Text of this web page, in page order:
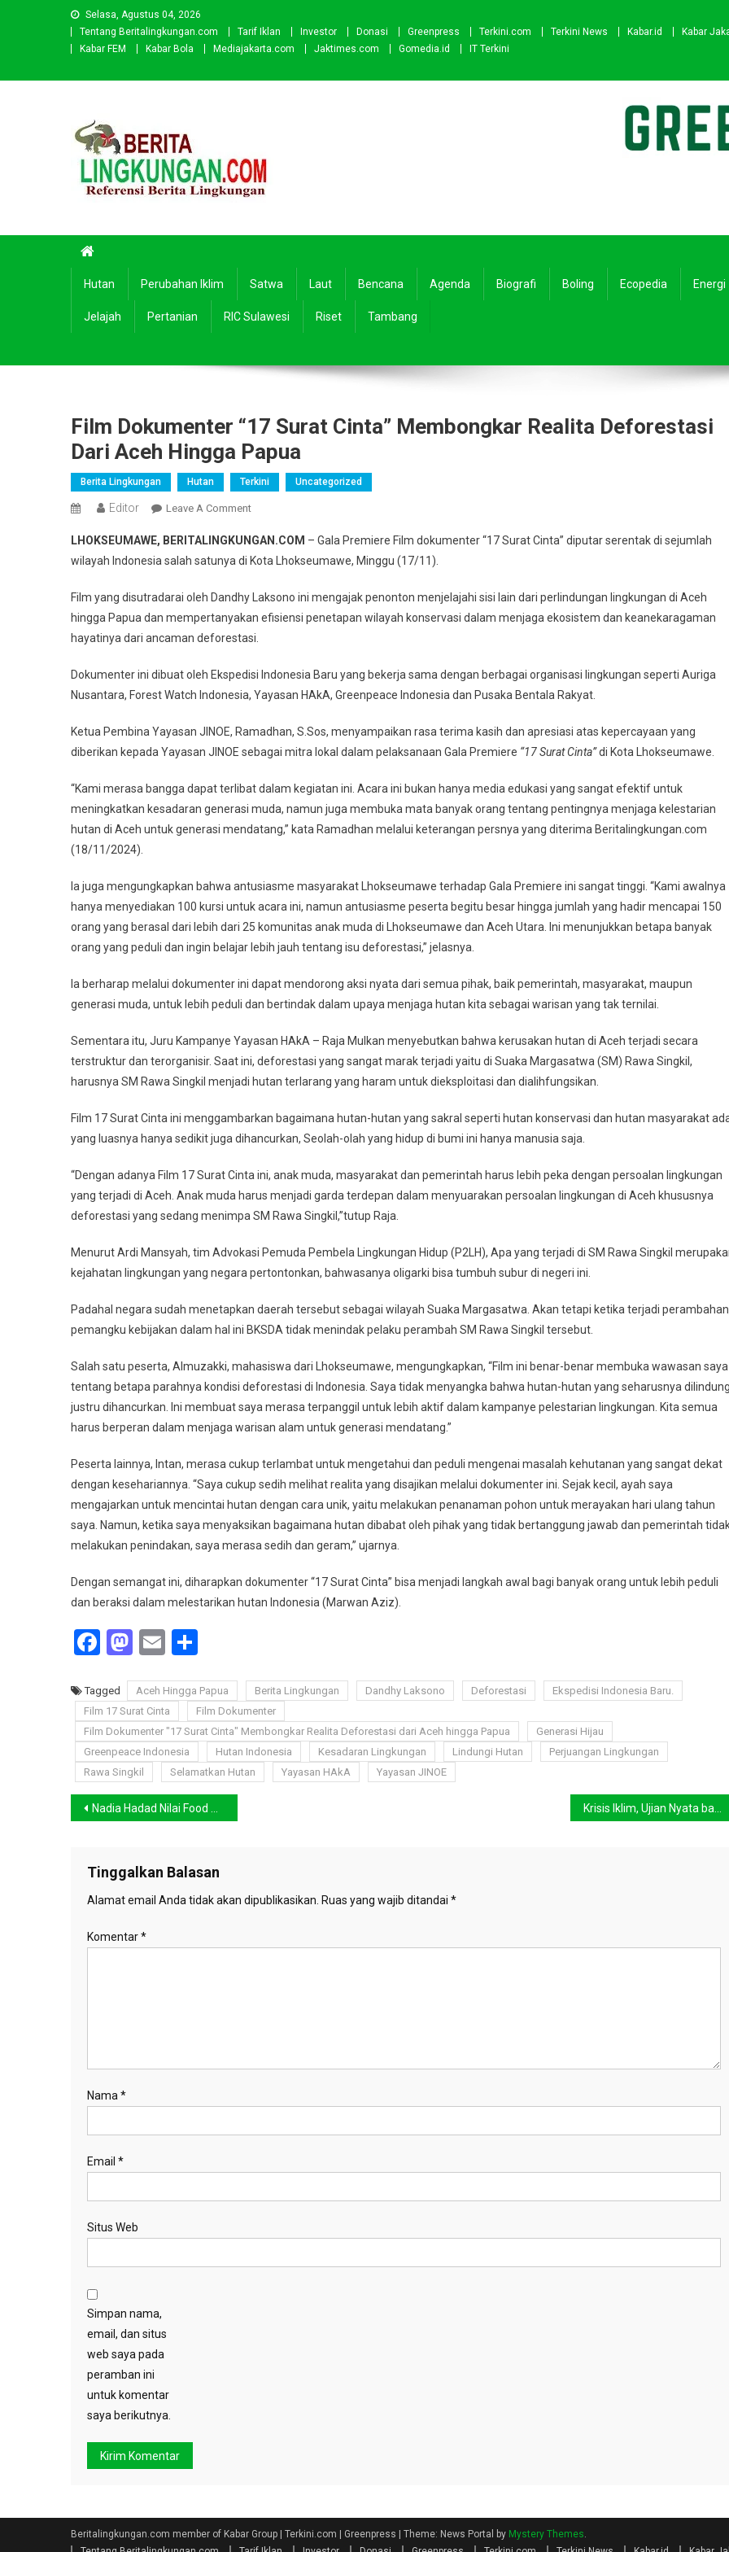
Selasa, Agustus 04, 2026
Tentang Beritalingkungan.com
Tarif Iklan Investor Donasi Greenpress Terkini.com Terkini News Kabar.id Kabar
Kabar FEM
Kabar Bola Mediajakarta.com Jaktimes.com Gomedia.id IT Terkini
Hutan Perubahan Iklim Satwa Laut Bencana Agenda Biografi Boling Ecopedia Energi
Jelajah Pertanian RIC Sulawesi Riset Tambang
Film Dokumenter “17 Surat Cinta” Membongkar Realita Deforestasi
Dari Aceh Hingga Papua
Berita Lingkungan Hutan Terkini Uncategorized
Editor Leave A CommentOn
Dokumenter
“17
Cinta”
Membongkar
Realita
Dari
Aceh
Papua
LHOKSEUMAWE, BERITALINGKUNGAN.COM – Gala Premiere Film dokumenter “17 Surat Cinta” diputar serentak di sejumlah
wilayah Indonesia salah satunya di Kota Lhokseumawe, Minggu (17/11).
Film yang disutradarai oleh Dandhy Laksono ini mengajak penonton menjelajahi sisi lain dari perlindungan lingkungan di Aceh
hingga Papua dan mempertanyakan efisiensi penetapan wilayah konservasi dalam menjaga ekosistem dan keanekaragaman
hayatinya dari ancaman deforestasi.
Dokumenter ini dibuat oleh Ekspedisi Indonesia Baru yang bekerja sama dengan berbagai organisasi lingkungan seperti Auriga
Nusantara, Forest Watch Indonesia, Yayasan HAkA, Greenpeace Indonesia dan Pusaka Bentala Rakyat.
Ketua Pembina Yayasan JINOE, Ramadhan, S.Sos, menyampaikan rasa terima kasih dan apresiasi atas kepercayaan yang
diberikan kepada Yayasan JINOE sebagai mitra lokal dalam pelaksanaan Gala Premiere “17 Surat Cinta”di Kota Lhokseumawe.
“Kami merasa bangga dapat terlibat dalam kegiatan ini. Acara ini bukan hanya media edukasi yang sangat efektif untuk
meningkatkan kesadaran generasi muda, namun juga membuka mata banyak orang tentang pentingnya menjaga kelestarian
hutan di Aceh untuk generasi mendatang,” kata Ramadhan melalui keterangan persnya yang diterima Beritalingkungan.com
(18/11/2024).
Ia juga mengungkapkan bahwa antusiasme masyarakat Lhokseumawe terhadap Gala Premiere ini sangat tinggi. “Kami awalnya
hanya menyediakan 100 kursi untuk acara ini, namun antusiasme peserta begitu besar hingga jumlah yang hadir mencapai 150
orang yang berasal dari lebih dari 25 komunitas anak muda di Lhokseumawe dan Aceh Utara. Ini menunjukkan betapa banyak
orang yang peduli dan ingin belajar lebih jauh tentang isu deforestasi,” jelasnya.
Ia berharap melalui dokumenter ini dapat mendorong aksi nyata dari semua pihak, baik pemerintah, masyarakat, maupun
generasi muda, untuk lebih peduli dan bertindak dalam upaya menjaga hutan kita sebagai warisan yang tak ternilai.
Sementara itu, Juru Kampanye Yayasan HAkA – Raja Mulkan menyebutkan bahwa kerusakan hutan di Aceh terjadi secara
terstruktur dan terorganisir. Saat ini, deforestasi yang sangat marak terjadi yaitu di Suaka Margasatwa (SM) Rawa Singkil,
harusnya SM Rawa Singkil menjadi hutan terlarang yang haram untuk dieksploitasi dan dialihfungsikan.
Film 17 Surat Cinta ini menggambarkan bagaimana hutan-hutan yang sakral seperti hutan konservasi dan hutan masyarakat
yang luasnya hanya sedikit juga dihancurkan, Seolah-olah yang hidup di bumi ini hanya manusia saja.
“Dengan adanya Film 17 Surat Cinta ini, anak muda, masyarakat dan pemerintah harus lebih peka dengan persoalan lingkungan
yang terjadi di Aceh. Anak muda harus menjadi garda terdepan dalam menyuarakan persoalan lingkungan di Aceh khususnya
deforestasi yang sedang menimpa SM Rawa Singkil,”tutup Raja.
Menurut Ardi Mansyah, tim Advokasi Pemuda Pembela Lingkungan Hidup (P2LH), Apa yang terjadi di SM Rawa Singkil
kejahatan lingkungan yang negara pertontonkan, bahwasanya oligarki bisa tumbuh subur di negeri ini.
Padahal negara sudah menetapkan daerah tersebut sebagai wilayah Suaka Margasatwa. Akan tetapi ketika terjadi
pemangku kebijakan dalam hal ini BKSDA tidak menindak pelaku perambah SM Rawa Singkil tersebut.
Salah satu peserta, Almuzakki, mahasiswa dari Lhokseumawe, mengungkapkan, “Film ini benar-benar membuka wawasan saya
tentang betapa parahnya kondisi deforestasi di Indonesia. Saya tidak menyangka bahwa hutan-hutan yang seharusnya
justru dihancurkan. Ini membuat saya merasa terpanggil untuk lebih aktif dalam kampanye pelestarian lingkungan. Kita semua
harus berperan dalam menjaga warisan alam untuk generasi mendatang.”
Peserta lainnya, Intan, merasa cukup terlambat untuk mengetahui dan peduli mengenai masalah kehutanan yang sangat dekat
dengan kesehariannya. “Saya cukup sedih melihat realita yang disajikan melalui dokumenter ini. Sejak kecil, ayah saya
mengajarkan untuk mencintai hutan dengan cara unik, yaitu melakukan penanaman pohon untuk merayakan hari ulang tahun
saya. Namun, ketika saya menyaksikan bagaimana hutan dibabat oleh pihak yang tidak bertanggung jawab dan pemerintah
melakukan penindakan, saya merasa sedih dan geram,” ujarnya.
Dengan semangat ini, diharapkan dokumenter “17 Surat Cinta” bisa menjadi langkah awal bagi banyak orang untuk lebih peduli
dan beraksi dalam melestarikan hutan Indonesia (Marwan Aziz).
Facebook
Mastodon
Email
Tagged Aceh Hingga Papua Berita Lingkungan Dandhy Laksono Deforestasi
Ekspedisi Indonesia Baru.
Film 17 Surat Cinta
Film Dokumenter
Film Dokumenter "17 Surat Cinta" Membongkar Realita Deforestasi dari Aceh hingga Papua
Generasi Hijau
Greenpeace Indonesia
Hutan Indonesia Kesadaran Lingkungan Lindungi Hutan
Perjuangan Lingkungan
Rawa Singkil
Selamatkan Hutan Yayasan HAkA Yayasan JINOE
Navigasi
Nadia Hadad Nilai Food Estate Hambat Pencapaian Komitmen Iklim Indonesia
Tinggalkan Balasan
Alamat email Anda tidak akan dipublikasikan. Ruas yang wajib ditandai *
Komentar*
Nama *
Email *
Situs Web
Simpan nama,
email, dan situs
web saya pada
peramban ini
untuk komentar
saya berikutnya.
Beritalingkungan.com member of Kabar Group | Terkini.com | Greenpress Theme: News Portal by Mystery Themes.